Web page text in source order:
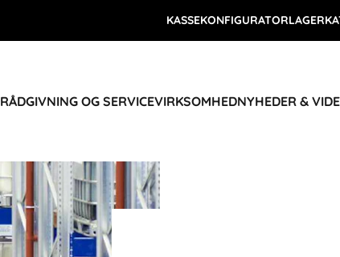
KASSEKONFIGURATOR
RÅDGIVNING OG SERVICEVIRKSOMHEDNYHEDER &